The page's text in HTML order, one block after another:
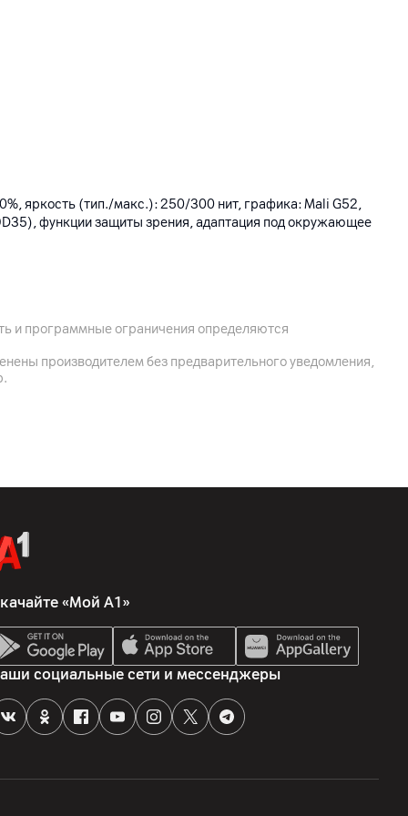
яркость (тип./макс.): 250/300 нит, графика: Mali G52,
функции защиты зрения, адаптация под окружающее
2 x антенный вход, композитный разъем (аудио/видео)
и программные ограничения определяются
производителем без предварительного уведомления,
«Мой А1»
социальные сети и мессенджеры